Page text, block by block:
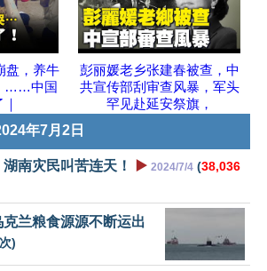
盘，养牛
……中国
彭丽媛老乡张建春被查，中
共宣传部刮审查风暴，军头
罕见赴延安祭旗，
年7月2日
南灾民叫苦连天！ ▶️ 2024/7/4 (38,036
兰粮食源源不断运出
次)